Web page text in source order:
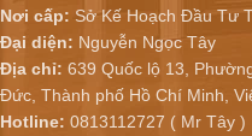
Nơi cấp: Sở Kế Hoạch Đầu Tư
Đại diện: Nguyễn Ngọc Tây
Địa chỉ: 639 Quốc lộ 13,
Đức, Thành phố Hồ Chí Minh,
Hotline: 0813112727 ( Mr Tây )